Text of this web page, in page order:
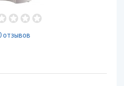
отзывов